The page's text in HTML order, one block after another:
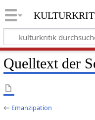
Quelltext der
← Emanzipation